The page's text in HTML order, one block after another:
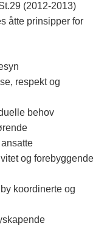
(2012-2013)
åtte prinsipper for
respekt og
behov
og forebyggende
koordinerte og